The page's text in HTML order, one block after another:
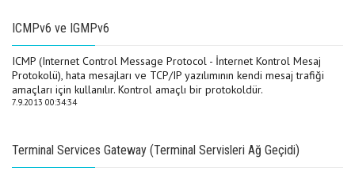
ICMPv6 ve IGMPv6
ICMP (Internet Control Message Protocol - İnternet Kontrol Mesaj
Protokolü), hata mesajları ve TCP/IP yazılımının kendi mesaj trafiği
amaçları için kullanılır. Kontrol amaçlı bir protokoldür.
7.9.2013 00:34:34
Terminal Services Gateway (Terminal Servisleri Ağ Geçidi)